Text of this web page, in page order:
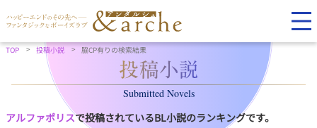
TOP 投稿小説 脇CP有りの検索結果
Submitted Novels
アルファポリスで投稿されているBL小説のランキングです。